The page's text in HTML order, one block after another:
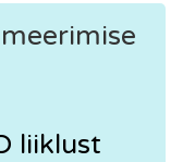
liiklust